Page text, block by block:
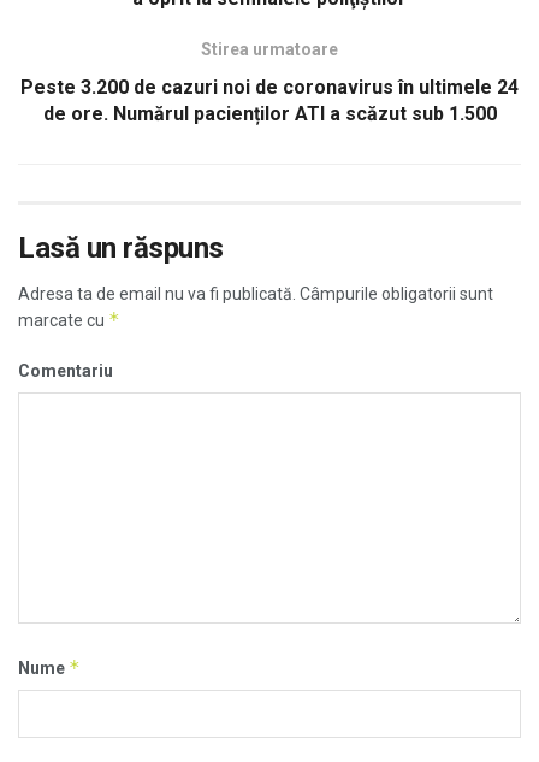
Stirea urmatoare
Peste 3.200 de cazuri noi de coronavirus în ultimele 24
de ore. Numărul pacienților ATI a scăzut sub 1.500
Lasă un răspuns
Adresa ta de email nu va fi publicată. Câmpurile obligatorii sunt
marcate cu *
Comentariu
Nume *